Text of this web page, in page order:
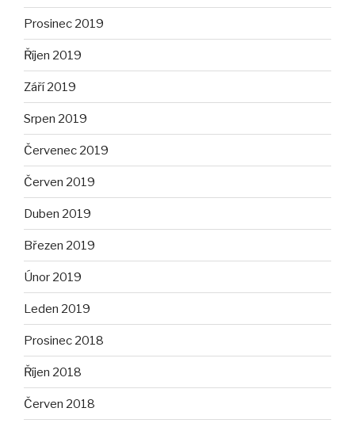
Prosinec 2019
Říjen 2019
Září 2019
Srpen 2019
Červenec 2019
Červen 2019
Duben 2019
Březen 2019
Únor 2019
Leden 2019
Prosinec 2018
Říjen 2018
Červen 2018